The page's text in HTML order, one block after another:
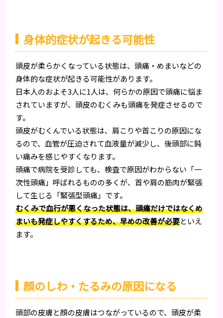
身体的症状が起きる可能性
頭皮が柔らかくなっている状態は、頭痛・めまいなどの
身体的な症状が起きる可能性があります。
日本人のおよそ3人に1人は、何らかの原因で頭痛に悩ま
されていますが、頭皮のむくみも頭痛を発症させるので
す。
頭皮がむくんでいる状態は、肩こりや首こりの原因にな
るので、血管が圧迫されて血液量が減少し、後頭部に鈍
い痛みを感じやすくなります。
頭痛で病院を受診しても、検査で原因がわからない「一
次性頭痛」呼ばれるものの多くが、首や肩の筋肉が緊張
して生じる「緊張型頭痛」です。
むくみで血行が悪くなった状態は、頭痛だけではなくめ
まいも発症しやすくするため、早めの改善が必要といえ
ます。
顔のしわ・たるみの原因になる
頭部の皮膚と顔の皮膚はつながっているので、頭皮が柔